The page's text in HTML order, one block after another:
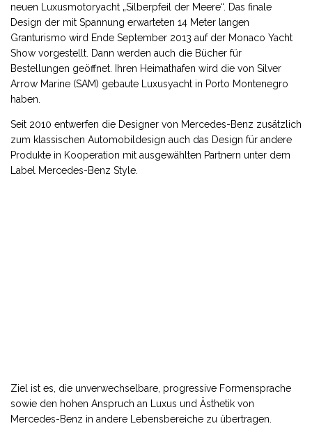
neuen Luxusmotoryacht „Silberpfeil der Meere“. Das finale
Design der mit Spannung erwarteten 14 Meter langen
Granturismo wird Ende September 2013 auf der Monaco Yacht
Show vorgestellt. Dann werden auch die Bücher für
Bestellungen geöffnet. Ihren Heimathafen wird die von Silver
Arrow Marine (SAM) gebaute Luxusyacht in Porto Montenegro
haben.
Seit 2010 entwerfen die Designer von Mercedes-Benz zusätzlich
zum klassischen Automobildesign auch das Design für andere
Produkte in Kooperation mit ausgewählten Partnern unter dem
Label Mercedes-Benz Style.
Ziel ist es, die unverwechselbare, progressive Formensprache
sowie den hohen Anspruch an Luxus und Ästhetik von
Mercedes-Benz in andere Lebensbereiche zu übertragen.